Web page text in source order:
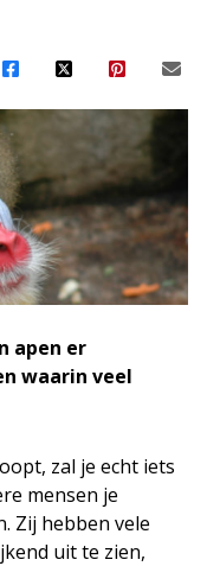
apen er
waarin veel
zal je echt iets
mensen je
Zij hebben vele
uit te zien,